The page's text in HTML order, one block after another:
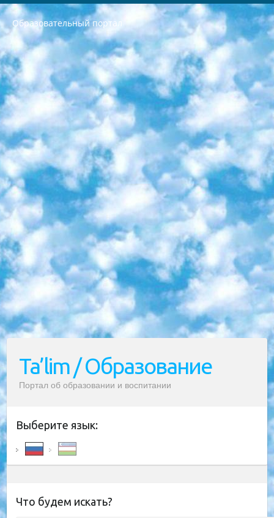
Образовательный портал
РЕСПУБЛИКА УЗБЕКИСТАН МИНИСТРЕРСТВО ДОШКОЛЬНОГО И ШКОЛЬНОГО ОБРАЗОВАНИЯ КОМАНДА в общеобразовательных учреждениях в 2023-2024 учебном году организация и проведение итоговой государственной аттестации обучающихся о Министра дошкольного и школьного образования Республики Узбекистан от 4 марта 2008 года (постановлением Минюста от 20 марта 2008 года № 1778 государственной регистрации) «Итоговое состояние учащихся общего среднего образования на основании положения об утверждении положения об аттестации общего среднего образования выпускной экзамен студентов в образовательных учреждениях в 2023-2024 учебном году В целях организации и прохождения аттестации приказываю: 1. Следующее: перечень предметов, по которым будет проводиться итоговая государственная аттестация и экзамен формы перевода согласно приложению 1; сертификаты международного образца, оценивающие уровень владения иностранными языками перечень согласно приложению 2; 2. Педагогический при специализированных образовательных учреждениях. научно-практический центр квалификации и международной оценки (Д.Давидова) 2024 г. До 25 марта: задания по предметам, по которым будет проводиться итоговая аттестация разработка и утверждение технических условий; итоговая аттестация на основании разработанного предметного задания разработка вопросов по предметам (устно и письменно), экзамен передача; общеобразовательные средние школы и специальные учебные заведения учащиеся выпускных классов школ и интернатов в агентской системе подготовка базы данных экзаменационных материалов и критериев оценки; перевод базы экзаменационных материалов на все языки обучения подать в Республиканский образовательный центр для изготовления; варианты экзаменов на основе разработанных контрольных материалов пусть будут поставлены задачи формирования. 3. Республиканский образовательный центр (Ш.Худайкулов) до 5 апреля 2024 года. до: база данных предоставленных экзаменационных материалов на все языки обучения перевод и экспертиза; для слепых, слабовидящих, глухих, слабослышащих и умственно отсталых детей учащиеся выпускных классов специализированных школ и школ-интернатов база данных экзаменационных материалов на всех преподаваемых языках подготовка критериев оценки; специализированные школы для умственно отсталых детей и технологии для учащихся выпускных классов школ-интернатов разработка соответствующих рекомендаций и критериев проведения ЕГЭ по естествознанию давать задания. 4. Педагогический при специализированных образовательных учреждениях. Научно-практический центр навыков и международной оценки (Д.Давидова), Республика образовательный центр (Худайкулов Ш.) итоговый государственный аттестационный экзамен ориентирован на творческое и логическое мышление при подготовке базы материалов учитывать введение заданий. 5. Следует отметить, что: сертификат государственного образца о знании общеобразовательного предмета и как минимум национальный уровень B1 по предметам на иностранных языках, указанным в Приложении 2. или международно признанный сертификат эквивалентного уровня студенты, изучающие определенный предмет, освобождаются от экзамена; по соответствующим предметам запланирована итоговая государственная аттестация за день до дня, путем жеребьевки Рабочей группой (в письменной форме по предметам, проводимым в форме) из числа сформированных вариантов выбрано 2 варианта; 2 выбранных варианта экзамена анонсированы на официальном сайте министерства и все выпускники по всей стране на основе этих вариантов проводит итоговую государственную аттестацию. 6. Государственное образование учащихся средних общеобразовательных учреждений. знания в соответствии с квалификационными требованиями, которые необходимо приобрести на основании стандартов итоговый (выпускной) контроль для 9 и 11 классов в целях тестирования Экзамены (далее – экзамены) состоят из предметов, перечисленных в приложении 1. будет сделано. 7. Экзамены пройдут с 26 мая по 15 июня 2024 г. (кроме науки физического воспитания). 8. Физическая для учащихся 9 классов общесредних образовательных учреждений. Экзамены по предмету «Образование, квалификация медицина» 1-6 мая 2024 года. сотрудники перевести под присмотр (с отклонениями в физическом или умственном развитии) специализированная школа для детей, школы-интернаты и со сколиозом школы-интернаты санаторного типа для больных детей исключены). 9. Он был слепым, слабовидящим и имел нарушения опорно-двигательного аппарата. экзамены в специализированных школах и интернатах для детей должны проводиться исходя из требований, предъявляемых к общеобразовательным учреждениям (физкультура кроме науки). 10. Специализированная школа для глухих и слабослышащих детей. и экзамены в интернатах и быть реализован в виде письменного теста по математике. 11. Специальность для умственно отсталых детей. Для 9 класса Родной язык и литературное письмо Государственный язык (язык обучения – узбекский). для неклассов) написано Математическое письмо Письменная/устная история Узбекистана Физическое воспитание практично Итоговый контроль Для 11 класса Написание родного языка и литературы (эссе) Математическое письмо Узбекский язык (обучение на узбекском языке) не посещающее общее среднее образование для учреждений)/Образовательное учреждение выбор письменный и устный Иностранный язык письменный/устный Письменная/устная история Узбекистана *По выбору студента:  Химия  Физика  Основы государственного права  География 10 бесплатных образовательных ресурсов - Мы составили подборку онлайн-проектов с интерактивными упражнениями, видеолекциями и статьями. Они помогут вам обрести новые и освежить старые знания бесплатно. 1. «ИНТУИТ» Старейшая образовательная площадка Рунета. Здесь вы найдёте сотни текстовых и видеокурсов на десятки различных тем — от программирования до психологии. Многие курсы подготовлены российскими университетами и крупными международными компаниями вроде Intel и Microsoft. Самостоятельное обучение бесплатное, но желающие могут оплатить услуги персональных наставников. 2. «Смартия» знакомит с актуальными профессиями и подсказывает, как им обучаться. Выбрав заинтересовавшую вас специальность — SMM-специалист, фотограф, веб-дизайнер или другую, — увидите список необходимых для неё умений. Чтобы вы могли освоить их самостоятельно, для каждого умения площадка отображает подборку ссылок на учебные материалы. Хотя «Смартия» ориентируется на русскоязычную аудиторию, часть контента всё же доступна только на английском. 3. «Лекторий Физтеха» Проект Московского физико-технического института (Физтеха). С его помощью вы можете смотреть онлайн серии лекций, записанные на видео в этом вузе. В числе доступных предметов — физика, биология, химия, информационные технологии и другие. К некоторым лекциям администрация ресурса прилагает готовые конспекты, которые можно скачивать в PDF-формате. 4. ITMOcourses Онлайн-площадка Санкт-Петербургского национального исследовательского университета информационных технологий, механики и оптики (ИТМО). Ресурс предоставляет свободный доступ к курсам, разработанным в этом вузе. Каталог материалов разбит на четыре категории: «Оптические системы и технологии», «Приборостроение и робототехника», «Информационные технологии» и «Биотехнологии». Курсы состоят из видеолекций, интерактивных демонстраций и заданий. 5. «КиберЛенинка» Электронная научная библиотека открытого доступа. Каталог площадки регулярно обрастает текстами статей из различных научных изданий. Сгруппированные по журналам и рубрикам публикации можно читать онлайн или скачивать целиком в PDF-формате. Проект нацелен на популяризацию науки за счёт открытого доступа к качественной информации. 6. «ПостНаука» На этом ресурсе публикуют подборки видеолекций, составленные экспертами из разных отраслей и объединённые общими темами. Среди них, к примеру, есть серии «Биоинформатика и геномика», «Культура средневековой Скандинавии» и Cinema Studies о теории кино. Каждая подборка лекций — логически связанная история, рассказанная экспертом от первого лица. Кроме того, на сайте появляются научно-образовательные статьи и тесты на разные темы. 7. «Newочём» Команда проекта «Newочём» отбирает самые интересные тексты из англоязычных СМИ и переводит те из них, за которые голосуют участники сообщества «ВКонтакте». По большей части это научно-популярные статьи. Редакторы придумывают лишь заголовки, в остальном содержание переводов соответствует оригиналам. Полные тексты можно читать прямо в социальной сети. 8. InternetUrok Онлайн-база материалов по основным дисциплинам школьной программы. Информация на сайте структурирована по классам, предметам и темам (урокам). Каждый урок состоит из видеолекций и конспектов. Есть также интерактивные тренажёры и тесты для закрепления пройденного материала. Даже если вы давно окончили школу, возможность повторить программу старших классов всегда может пригодиться. 9. Edutainme Ещё один ресурс об образовании. В отличие от Newtonew, как мне кажется, Edutainme больше ориентируется на представителей индустрии: педагогов, предпринимателей, разработчиков образовательных проектов. Но и любой, кто просто стремится к саморазвитию, найдёт на сайте много полезного и интересного для себя. Например, информацию о новых курсах и образовательных сервисах. 10. Newtonew Онлайн-медиа об образовании и обучении в широком смысле. Авторы Newtonew пишут об инструментах, заведениях, тактиках и стратегиях, которые помогают учить других и получать новые знания самостоятельно. На этой площадке вы найдёте новости, обзоры, аналитические мат
Ta’lim / Образование
Портал об образовании и воспитании
Выберите язык:
Что будем искать?